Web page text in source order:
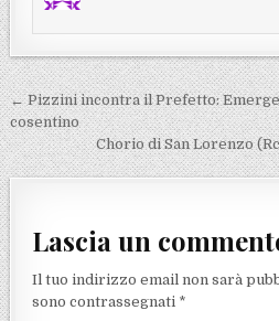
Navigazione
← Pizzini incontra il Prefetto:
cosentino
Chorio di San Lorenzo
Lascia un
Il tuo indirizzo email non sarà
sono contrassegnati *